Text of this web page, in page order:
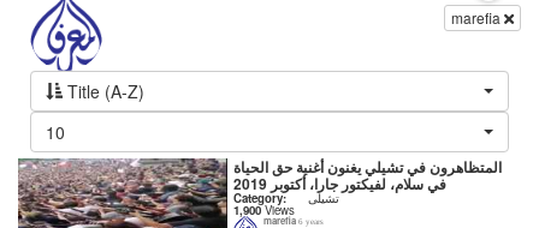
marefia
Title (A-Z)
10
المتظاهرون في تشيلي يغنون أغنية حق الحياة
في سلام، لفيكتور جارا، أكتوبر 2019
Category: تشيلى
1,900Views
marefia 6 years